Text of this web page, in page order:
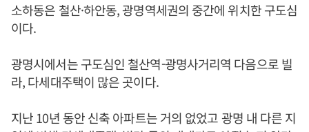
소하동은 철산·하안동, 광명역세권의 중간에 위치한 구도심
이다.
광명시에서는 구도심인 철산역-광명사거리역 다음으로 빌
라, 다세대주택이 많은 곳이다.
지난 10년 동안 신축 아파트는 거의 없었고 광명 내 다른 지